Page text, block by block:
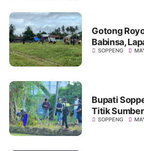
Gotong
Babinsa,
Desa
SOPPENG
Bupati
Titik
Program
SOPPENG